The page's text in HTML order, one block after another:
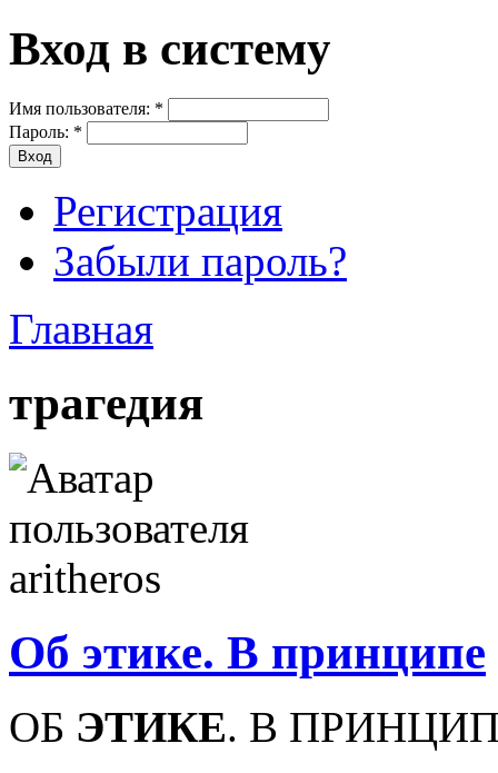
Вход в систему
Имя пользователя: *
Пароль: *
Регистрация
Забыли пароль?
Главная
трагедия
Об этике. В принципе
ОБ ЭТИКЕ. В